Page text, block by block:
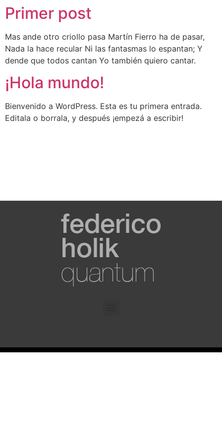
Primer post
Mas ande otro criollo pasa Martín Fierro ha de pasar,
Nada la hace recular Ni las fantasmas lo espantan; Y
dende que todos cantan Yo también quiero cantar.
¡Hola mundo!
Bienvenido a WordPress. Esta es tu primera entrada.
Editala o borrala, y después ¡empezá a escribir!